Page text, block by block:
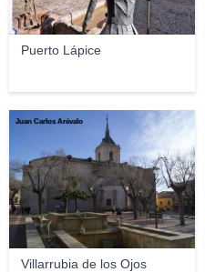
Puerto Lápice
Villarrubia de los Ojos
Juan Carlos Arévalo